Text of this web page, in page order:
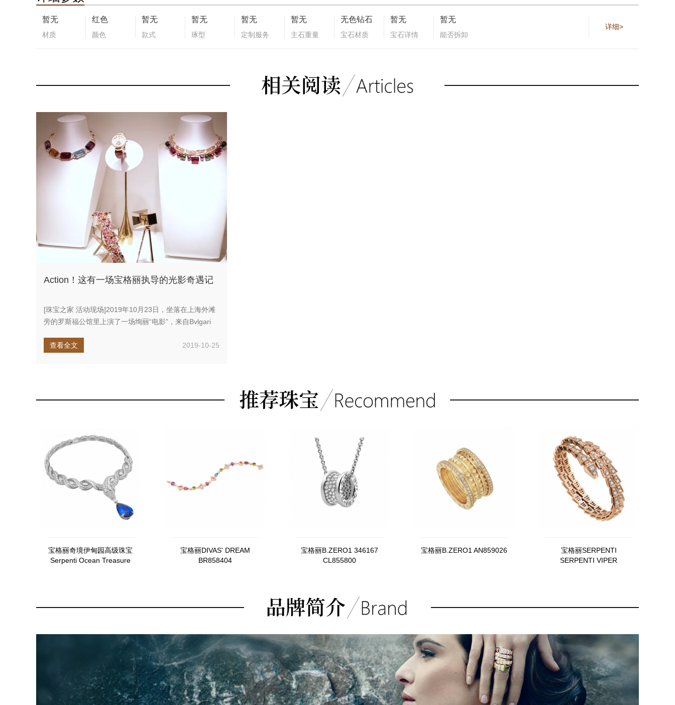
暂无
材质
红色
颜色
暂无
款式
暂无
琢型
暂无
定制服务
暂无
主石重量
无色钻石
宝石材质
暂无
宝石详情
暂无
能否拆卸
详细>
Action！这有一场宝格丽执导的光影奇遇记
[珠宝之家 活动现场]2019年10月23日，坐落在上海外滩
旁的罗斯福公馆里上演了一场绚丽“电影”，来自Bvlgari
查看全文
2019-10-25
宝格丽奇境伊甸园高级珠宝
Serpenti Ocean Treasure
宝格丽DIVAS' DREAM
BR858404
宝格丽B.ZERO1 346167
CL855800
宝格丽B.ZERO1 AN859026
宝格丽SERPENTI
SERPENTI VIPER